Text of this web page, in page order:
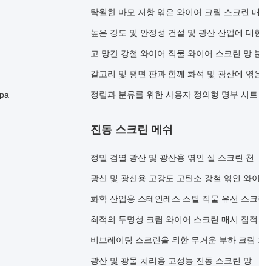
탁월한 마모 저항 엮은 와이어 크림 스크린
높은 강도 및 안정성 건설 및 광산 산업에 대
고 망간 강철 와이어 직물 와이어 스크린 망
갈고리 및 평면 판과 함께 화석 및 광산에 엮
정립과 분류를 위한 사용자 정의형 명부 시
진동 스크린 메쉬
정밀 검열 광산 및 광산용 엮인 실 스크린 천
광산 및 광산용 고강도 고탄소 강철 엮인 와
화학 산업용 스테인레스 스틸 직물 유선 스크
최적의 투명성 크림 와이어 스크린 매시 집
비브레이팅 스크린을 위한 무거운 부하 크림
광산 및 광물 처리용 고성능 진동 스크린 망